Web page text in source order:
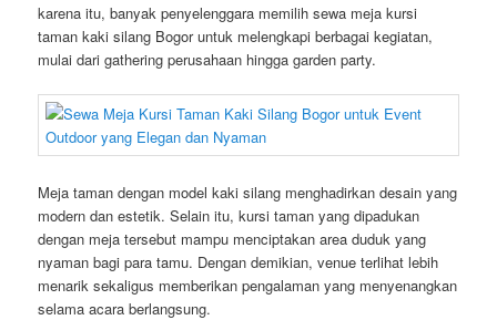
karena itu, banyak penyelenggara memilih sewa meja kursi
taman kaki silang Bogor untuk melengkapi berbagai kegiatan,
mulai dari gathering perusahaan hingga garden party.
Meja taman dengan model kaki silang menghadirkan desain yang
modern dan estetik. Selain itu, kursi taman yang dipadukan
dengan meja tersebut mampu menciptakan area duduk yang
nyaman bagi para tamu. Dengan demikian, venue terlihat lebih
menarik sekaligus memberikan pengalaman yang menyenangkan
selama acara berlangsung.